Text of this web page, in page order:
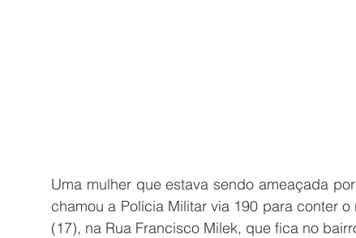
Uma mulher que estava sendo ameaçada
chamou a Polícia Militar via 190 para conter
(17), na Rua Francisco Milek, que fica no